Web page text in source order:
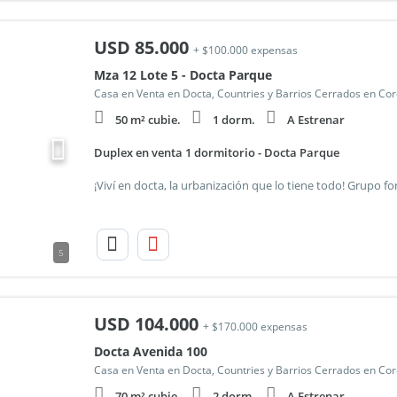
5
USD 85.000 + $100.000 expensas
Mza 12 Lote 5 - Docta Parque
Casa en Venta en Docta, Countries y Barrios Cerrados en
50 m² cubie. 1 dorm. A Estrenar
Duplex en venta 1 dormitorio - Docta Parque
USD 104.000 + $170.000 expensas
Docta Avenida 100
Casa en Venta en Docta, Countries y Barrios Cerrados en